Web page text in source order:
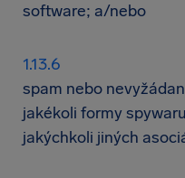
software; a/nebo
spam nebo
jakékoli formy
jakýchkoli jiných